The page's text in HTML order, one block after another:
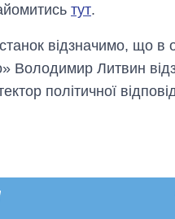
тут.
відзначимо, що в
Володимир Литвин
політичної